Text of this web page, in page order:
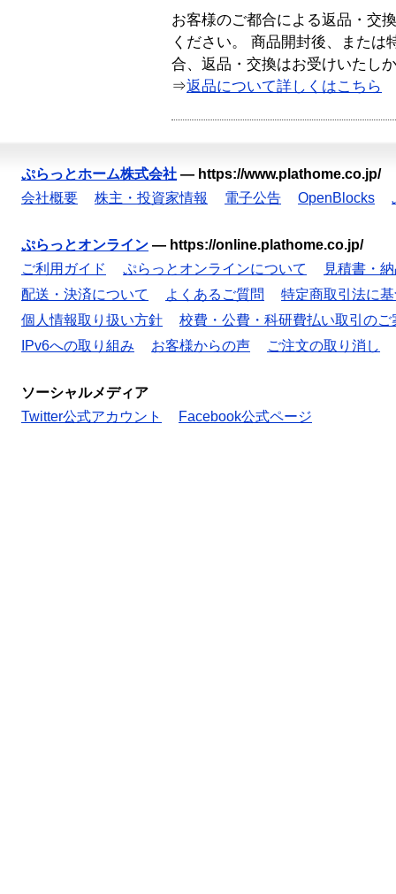
お客様のご都合による返品・交
ください。 商品開封後、または
合、返品・交換はお受けいたし
⇒返品について詳しくはこちら
ぷらっとホーム株式会社 — https://www.plathome.co.jp/
会社概要
株主・投資家情報 電子公告 OpenBlocks
ぷらっとオンライン — https://online.plathome.co.jp/
ご利用ガイド
ぷらっとオンラインについて
見積書・
配送・決済について
よくあるご質問
特定商取引法に
個人情報取り扱い方針
校費・公費・科研費払い取引のご
IPv6への取り組み
お客様からの声 ご注文の取り消し
ソーシャルメディア
Twitter公式アカウント
Facebook公式ページ